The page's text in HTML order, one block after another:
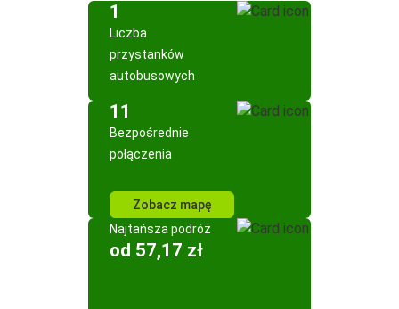
1
Liczba
przystanków
autobusowych
11
Bezpośrednie
połączenia
Zobacz mapę
Najtańsza podróż
od 57,17 zł